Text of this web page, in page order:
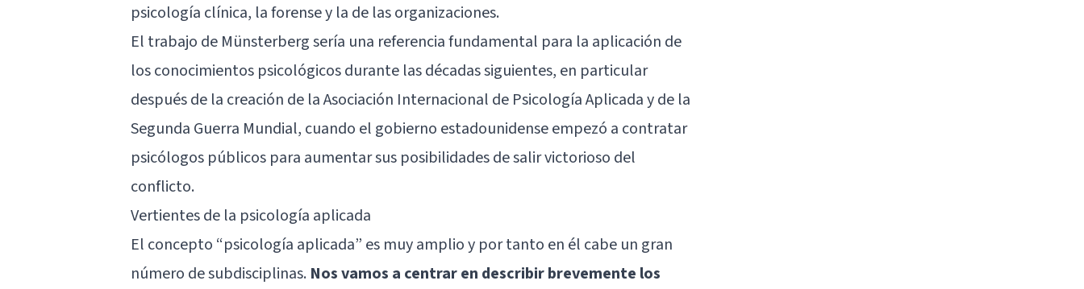
psicología clínica, la forense y la de las organizaciones.
El trabajo de Münsterberg sería una referencia fundamental para la aplicación de
los conocimientos psicológicos durante las décadas siguientes, en particular
después de la creación de la Asociación Internacional de Psicología Aplicada y de la
Segunda Guerra Mundial, cuando el gobierno estadounidense empezó a contratar
psicólogos públicos para aumentar sus posibilidades de salir victorioso del
conflicto.
Vertientes de la psicología aplicada
El concepto “psicología aplicada” es muy amplio y por tanto en él cabe un gran
número de subdisciplinas. Nos vamos a centrar en describir brevemente los